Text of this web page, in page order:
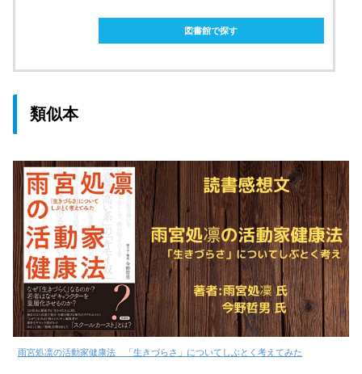
図書館で探す
類似本
雨宮処凛の活動家健康法 「生きづらさ」についてしぶとく考えてみた